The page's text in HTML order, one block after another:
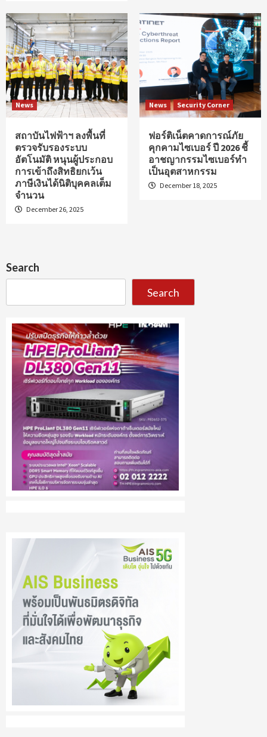
News
สถาบันไฟฟ้าฯ ลงพื้นที่
ตรวจรับรองระบบ
อัตโนมัติ หนุนผู้ประกอบ
การเข้าถึงสิทธิยกเว้น
ภาษีเงินได้นิติบุคคลเต็ม
จำนวน
December 26, 2025
News Security Corner
ฟอร์ติเน็ตคาดการณ์ภัย
คุกคามไซเบอร์ ปี 2026 ชี้
อาชญากรรมไซเบอร์ทำ
เป็นอุตสาหกรรม
December 18, 2025
Search
Search